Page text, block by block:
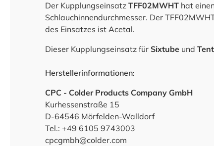
Der Kupplungseinsatz TFF02MWHT hat
Schlauchinnendurchmesser. Der
des Einsatzes ist Acetal.
Dieser Kupplungseinsatz für Sixtube und
Herstellerinformationen:
CPC - Colder Products Company GmbH
Kurhessenstraße 15
D-64546 Mörfelden-Walldorf
Tel.: +49 6105 9743003
cpcgmbh@colder.com